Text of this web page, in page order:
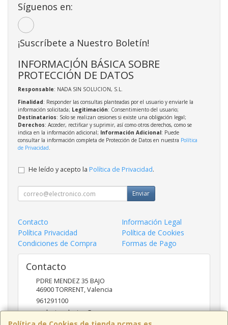
Síguenos en:
¡Suscríbete a Nuestro Boletín!
INFORMACIÓN BÁSICA SOBRE
PROTECCIÓN DE DATOS
Responsable: NADA SIN SOLUCION, S.L.
Finalidad: Responder las consultas planteadas por el usuario y enviarle la
información solicitada; Legitimación: Consentimiento del usuario;
Destinatarios: Solo se realizan cesiones si existe una obligación legal;
Derechos: Acceder, rectificar y suprimir, así como otros derechos, como se
indica en la información adicional; Información Adicional: Puede
consultar la información completa de Protección de Datos en nuestra Política
de Privacidad.
He leído y acepto la Política de Privacidad.
Enviar
Contacto
Información Legal
Política Privacidad
Política de Cookies
Condiciones de Compra
Formas de Pago
Contacto
PDRE MENDEZ 35 BAJO
46900TORRENT,Valencia
961291100
nadasinsolucion@pcmas.es